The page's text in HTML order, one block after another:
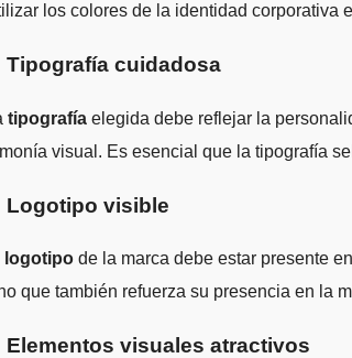
los colores de la identidad corporativa
Tipografía cuidadosa
tipografía elegida debe reflejar la
visual. Es esencial que la tipografía
Logotipo visible
logotipo de la marca debe estar presente
que también refuerza su presencia en la
Elementos visuales atractivos